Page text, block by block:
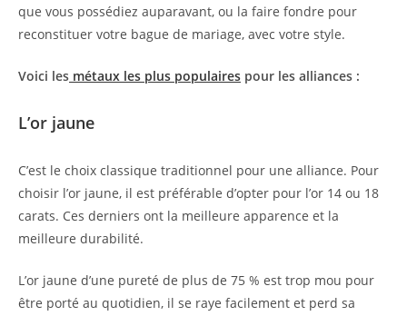
que vous possédiez auparavant, ou la faire fondre pour
reconstituer votre bague de mariage, avec votre style.
Voici les métaux les plus populaires pour les alliances :
L’or jaune
C’est le choix classique traditionnel pour une alliance. Pour
choisir l’or jaune, il est préférable d’opter pour l’or 14 ou 18
carats. Ces derniers ont la meilleure apparence et la
meilleure durabilité.
L’or jaune d’une pureté de plus de 75 % est trop mou pour
être porté au quotidien, il se raye facilement et perd sa